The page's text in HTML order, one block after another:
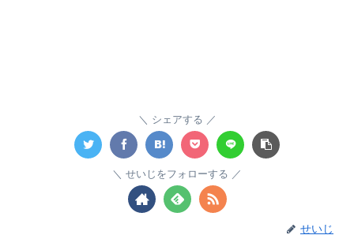
シェアする
せいじをフォローする
せいじ